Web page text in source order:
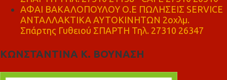
ΑΦΑΙ ΒΑΚΑΛΟΠΟΥΛΟΥ Ο.Ε ΠΩΛΗΣΕΙΣ SERVICE
ΑΝΤΑΛΛΑΚΤΙΚΑ ΑΥΤΟΚΙΝΗΤΩΝ 2οχλμ.
Σπάρτης Γυθειού ΣΠΑΡΤΗ Τηλ. 27310 26347
ΚΩΝΣΤΑΝΤΙΝΑ Κ. ΒΟΥΝΑΣΗ